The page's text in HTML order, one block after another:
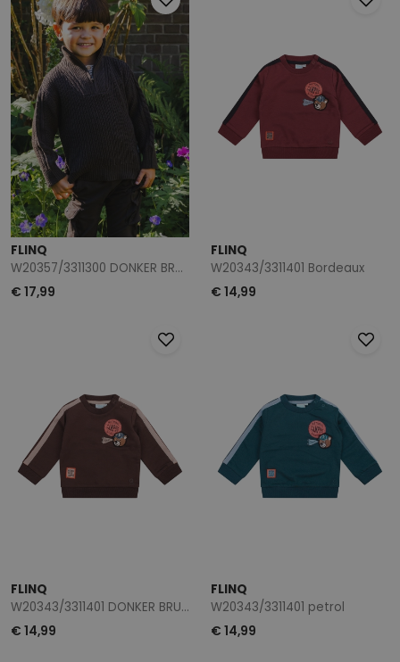
FLINQ
W20357/3311300 DONKER BRUIN
€ 17,99
FLINQ
W20343/3311401 Bordeaux
€ 14,99
FLINQ
W20343/3311401 DONKER BRUIN
€ 14,99
FLINQ
W20343/3311401 petrol
€ 14,99